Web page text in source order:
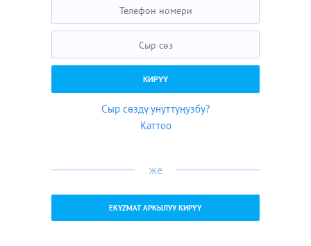
Сыр сөздү унуттуңузбу?
Каттоо
же
EKYZMAT АРКЫЛУУ КИРҮҮ